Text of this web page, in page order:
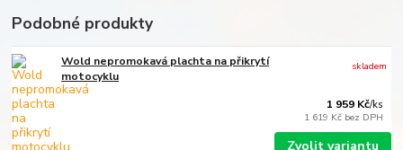
Podobné produkty
Wold nepromokavá plachta na přikrytí
motocyklu
1 959 Kč/ks
1 619 Kč bez DPH
skladem
Zvolit variantu